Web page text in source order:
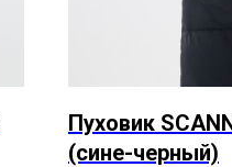
Пуховик
(сине-черный)